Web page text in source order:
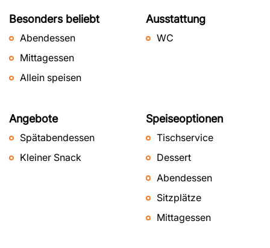
Besonders beliebt
Abendessen
Mittagessen
Allein speisen
Ausstattung
WC
Angebote
Spätabendessen
Kleiner Snack
Speiseoptionen
Tischservice
Dessert
Abendessen
Sitzplätze
Mittagessen